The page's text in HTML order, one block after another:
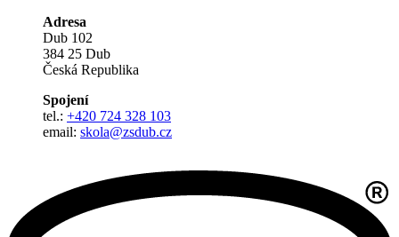
Adresa
Dub 102
384 25 Dub
Česká Republika
Spojení
tel.: +420 724 328 103
email: skola@zsdub.cz